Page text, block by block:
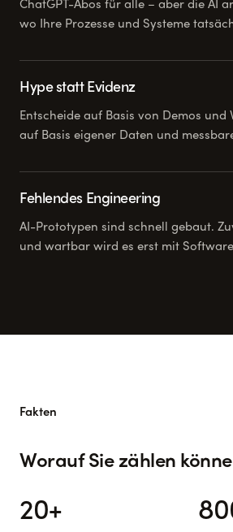
ChatGPT-Abos für alle – aber die AI
wo Ihre Prozesse und Systeme
Hype statt Evidenz
Entscheide auf Basis von Demos und
auf Basis eigener Daten und
Fehlendes Engineering
AI-Prototypen sind schnell gebaut.
und wartbar wird es erst mit
Fakten
Worauf Sie zählen
20+